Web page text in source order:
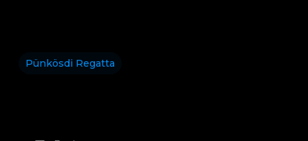
Pünkösdi Regatta